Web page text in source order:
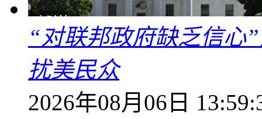
“对联邦政府缺乏信心
扰美民众
2026年08月06日